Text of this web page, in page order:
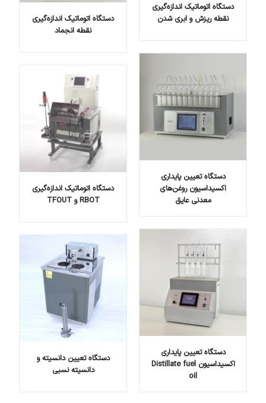
دستگاه اتوماتیک اندازه‌گیری
نقطه ریزش و ابری شدن
دستگاه اتوماتیک اندازه‌گیری
نقطه انجماد
دستگاه تعیین پایداری
اکسیداسیون روغن‌های
معدنی عایق
دستگاه اتوماتیک اندازه‌گیری
RBOT و TFOUT
دستگاه تعیین پایداری
اکسیداسیون Distillate fuel
oil
دستگاه تعیین دانسیته و
دانسیته نسبی